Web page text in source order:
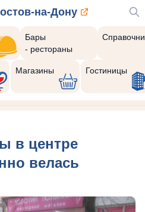
на-Дону
Бары
- рестораны
Магазины Гостиницы
в центре
велась